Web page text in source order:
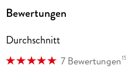
turbulente Jugend. Natürlich
kaputtmachen, zum anderen
meine Memoiren übrig.
Bewertungen
Durchschnitt
7 Bewertungen15